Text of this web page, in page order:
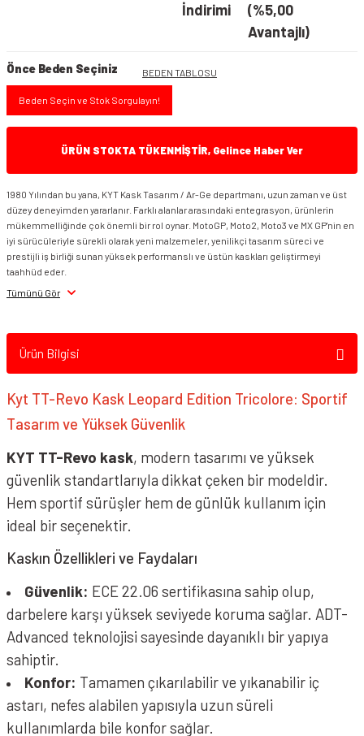
İndirimi
(%5,00
Avantajlı)
Önce Beden Seçiniz BEDEN TABLOSU
Beden Seçin ve Stok Sorgulayın!
ÜRÜN STOKTA TÜKENMİŞTİR, Gelince Haber Ver
1980 Yılından bu yana, KYT Kask Tasarım / Ar-Ge departmanı, uzun zaman ve üst
düzey deneyimden yararlanır. Farklı alanlar arasındaki entegrasyon, ürünlerin
mükemmelliğinde çok önemli bir rol oynar. MotoGP, Moto2, Moto3 ve MX GP'nin en
iyi sürücüleriyle sürekli olarak yeni malzemeler, yenilikçi tasarım süreci ve
prestijli iş birliği sunan yüksek performanslı ve üstün kaskları geliştirmeyi
taahhüd eder.
Tümünü Gör
Ürün Bilgisi
Kyt TT-Revo Kask Leopard Edition Tricolore: Sportif
Tasarım ve Yüksek Güvenlik
KYT TT-Revo kask, modern tasarımı ve yüksek
güvenlik standartlarıyla dikkat çeken bir modeldir.
Hem sportif sürüşler hem de günlük kullanım için
ideal bir seçenektir.
Kaskın Özellikleri ve Faydaları
Güvenlik: ECE 22.06 sertifikasına sahip olup,
darbelere karşı yüksek seviyede koruma sağlar. ADT-
Advanced teknolojisi sayesinde dayanıklı bir yapıya
sahiptir.
Konfor: Tamamen çıkarılabilir ve yıkanabilir iç
astarı, nefes alabilen yapısıyla uzun süreli
kullanımlarda bile konfor sağlar.